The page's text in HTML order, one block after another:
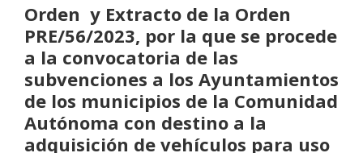
Orden y Extracto de la Orden
PRE/56/2023, por la que se procede
a la convocatoria de las
subvenciones a los Ayuntamientos
de los municipios de la Comunidad
Autónoma con destino a la
adquisición de vehículos para uso